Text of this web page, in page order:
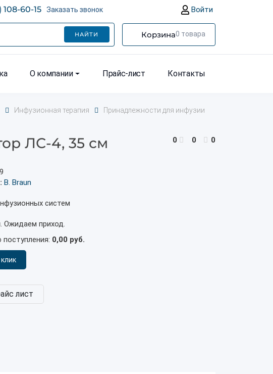
108-60-15 Заказать звонок Войти
НАЙТИ Корзина0 товара
О компании Прайс-лист Контакты
Инфузионная терапия
Принадлежности для инфузии
ЛС-4, 35 см 0 0 0
B. Braun
систем
Ожидаем приход.
0,00 руб.
лист